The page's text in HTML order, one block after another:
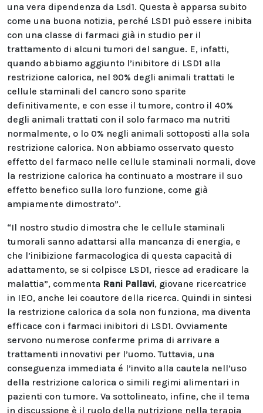
una vera dipendenza da Lsd1. Questa è apparsa subito
come una buona notizia, perché LSD1 può essere inibita
con una classe di farmaci già in studio per il
trattamento di alcuni tumori del sangue. E, infatti,
quando abbiamo aggiunto l’inibitore di LSD1 alla
restrizione calorica, nel 90% degli animali trattati le
cellule staminali del cancro sono sparite
definitivamente, e con esse il tumore, contro il 40%
degli animali trattati con il solo farmaco ma nutriti
normalmente, o lo 0% negli animali sottoposti alla sola
restrizione calorica. Non abbiamo osservato questo
effetto del farmaco nelle cellule staminali normali, dove
la restrizione calorica ha continuato a mostrare il suo
effetto benefico sulla loro funzione, come già
ampiamente dimostrato”.
“Il nostro studio dimostra che le cellule staminali
tumorali sanno adattarsi alla mancanza di energia, e
che l’inibizione farmacologica di questa capacità di
adattamento, se si colpisce LSD1, riesce ad eradicare la
malattia”, commenta Rani Pallavi, giovane ricercatrice
in IEO, anche lei coautore della ricerca. Quindi in sintesi
la restrizione calorica da sola non funziona, ma diventa
efficace con i farmaci inibitori di LSD1. Ovviamente
servono numerose conferme prima di arrivare a
trattamenti innovativi per l’uomo. Tuttavia, una
conseguenza immediata é l’invito alla cautela nell’uso
della restrizione calorica o simili regimi alimentari in
pazienti con tumore. Va sottolineato, infine, che il tema
in discussione è il ruolo della nutrizione nella terapia